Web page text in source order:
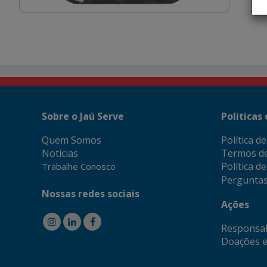
Sobre o Jaú Serve
Quem Somos
Notícias
Trabalhe Conosco
Nossas redes sociais
Politicas
Política
Termos
Política
Ações
Doações